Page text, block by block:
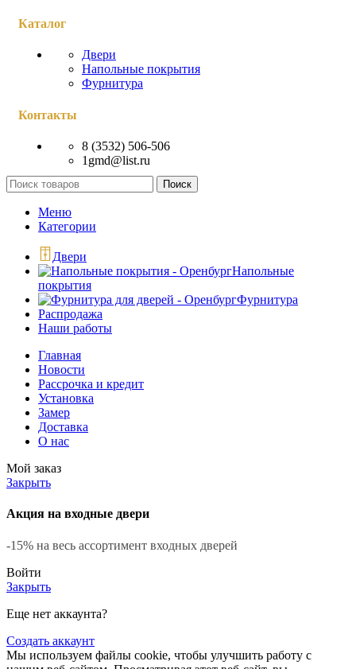
Каталог
Двери
Напольные покрытия
Фурнитура
Контакты
8 (3532) 506-506
1gmd@list.ru
Поиск
Меню
Категории
Двери
Напольные
покрытия
Фурнитура
Распродажа
Наши работы
Главная
Новости
Рассрочка и кредит
Установка
Замер
Доставка
О нас
Мой заказ
Закрыть
Акция на входные двери
-15% на весь ассортимент входных дверей
Войти
Закрыть
Еще нет аккаунта?
Создать аккаунт
Мы используем файлы cookie, чтобы улучшить работу с